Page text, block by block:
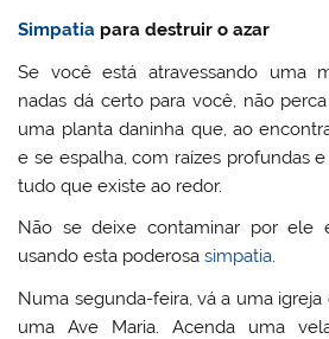
Simpatia para destruir o azar
Se você está atravessando uma
nadas dá certo para você, não
uma planta daninha que, ao
e se espalha, com raízes profundas
tudo que existe ao redor.
Não se deixe contaminar por ele
usando esta poderosasimpatia.
Numa segunda-feira, vá a uma
uma Ave Maria. Acenda uma